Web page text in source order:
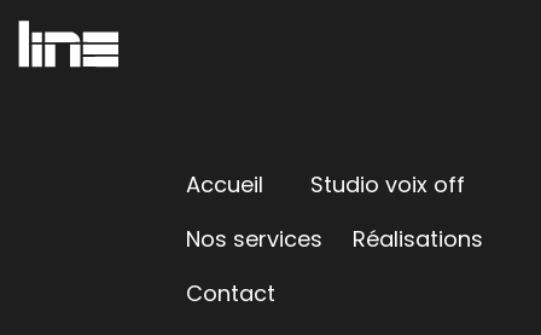
Accueil
Studio voix off
Nos services
Réalisations
Contact
MEURTRES AU PARADIS